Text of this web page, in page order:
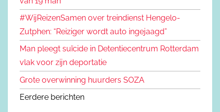
#WijReizenSamen over treindienst Hengelo-
Zutphen: “Reiziger wordt auto ingejaagd”
Man pleegt suïcide in Detentiecentrum Rotterdam
vlak voor zijn deportatie
Grote overwinning huurders SOZA
Eerdere berichten